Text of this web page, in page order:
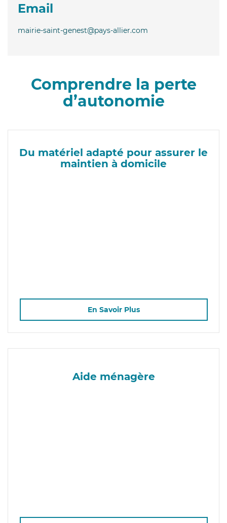
Email
mairie-saint-genest@pays-allier.com
Comprendre la perte
d’autonomie
Du matériel adapté pour assurer le
maintien à domicile
En Savoir Plus
Aide ménagère